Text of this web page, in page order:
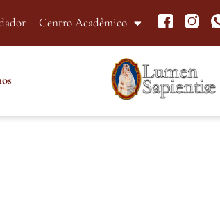
Centro Acadêmico